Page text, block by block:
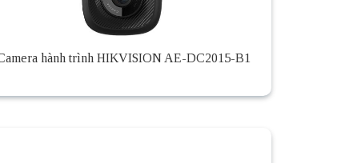
hành trình HIKVISION AE-DC2015-B1